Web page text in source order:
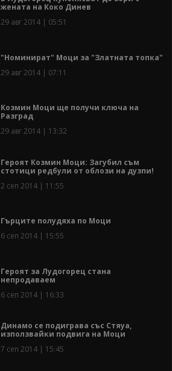
жената на Коко Динев
29 авг 2014 | 05:51
"Номинират" Моци за "Златната топка"
29 авг 2014 | 07:11
Козмин Моци ще получи ключа на
Разград
29 авг 2014 | 13:32
Героят Козмин Моци: Загубил съм
стотици редбули от облози на дузпи!
2 сеп 2014 | 11:55
Гърците полудяха по Моци
6 сеп 2014 | 15:55
Героят за Лудогорец стана
непродаваем
6 сеп 2014 | 16:33
Динамо се подиграва със Стяуа,
използвайки подвига на Моци
7 сеп 2014 | 15:45